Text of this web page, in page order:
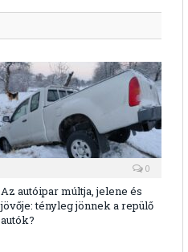
0
Az autóipar múltja, jelene és
jövője: tényleg jönnek a repülő
autók?